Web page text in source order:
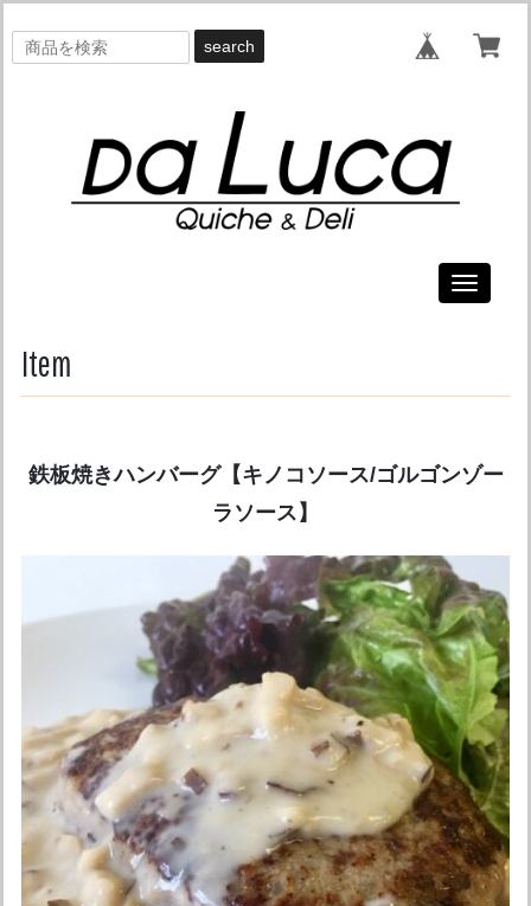
search
Toggle
Item
鉄板焼きハンバーグ【キノコソース/ゴルゴンゾー
ラソース】